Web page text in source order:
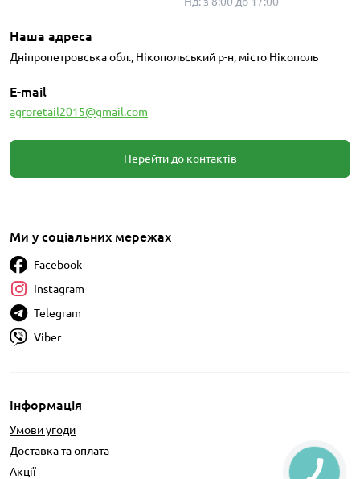
Наша адреса
Дніпропетровська обл., Нікопольський р-н, місто Нікополь
E-mail
agroretail2015@gmail.com
Перейти до контактів
Інформація
Умови угоди
Доставка та оплата
Акції
Ми у соціальних мережах
Facebook
Instagram
Telegram
Viber